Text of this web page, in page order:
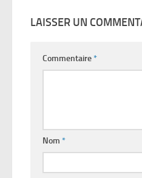
LAISSER UN
Commentaire*
Nom *